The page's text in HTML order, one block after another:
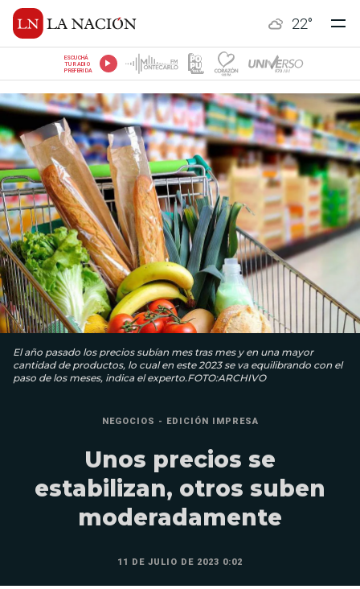
22°
ESCUCHÁ
TU RADIO
PREFERIDA
El año pasado los precios subían mes tras mes y en una mayor
cantidad de productos, lo cual en este 2023 se va equilibrando con el
paso de los meses, indica el experto.FOTO:ARCHIVO
NEGOCIOS - EDICIÓN IMPRESA
Unos precios se
estabilizan, otros suben
moderadamente
11 DE JULIO DE 2023 0:02